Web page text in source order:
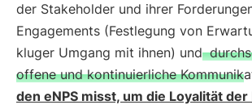
der Stakeholder und ihrer
Engagements (Festlegung von
kluger Umgang mit ihnen) und
offene und kontinuierliche
den eNPS misst, um die Loyalität